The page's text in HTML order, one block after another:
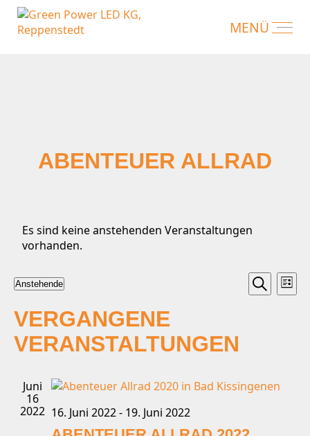
ABENTEUER ALLRAD
Es sind keine anstehenden Veranstaltungen
vorhanden.
Suche
Liste
Anstehende
wählen.
VERGANGENE
VERANSTALTUNGEN
Juni
16
2022 16. Juni 2022- 19. Juni 2022